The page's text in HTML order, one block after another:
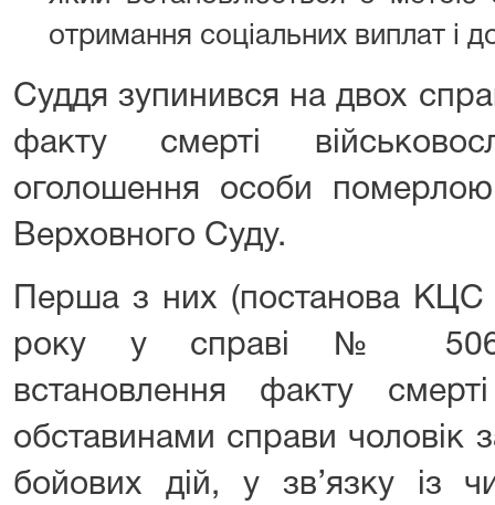
отримання соціальних виплат і
Суддя зупинився на двох
факту смерті
оголошення особи
Верховного Суду.
Перша з них (постанова
року у справі № 506/
встановлення факту
обставинами справи чоловік
бойових дій, у зв’язку із